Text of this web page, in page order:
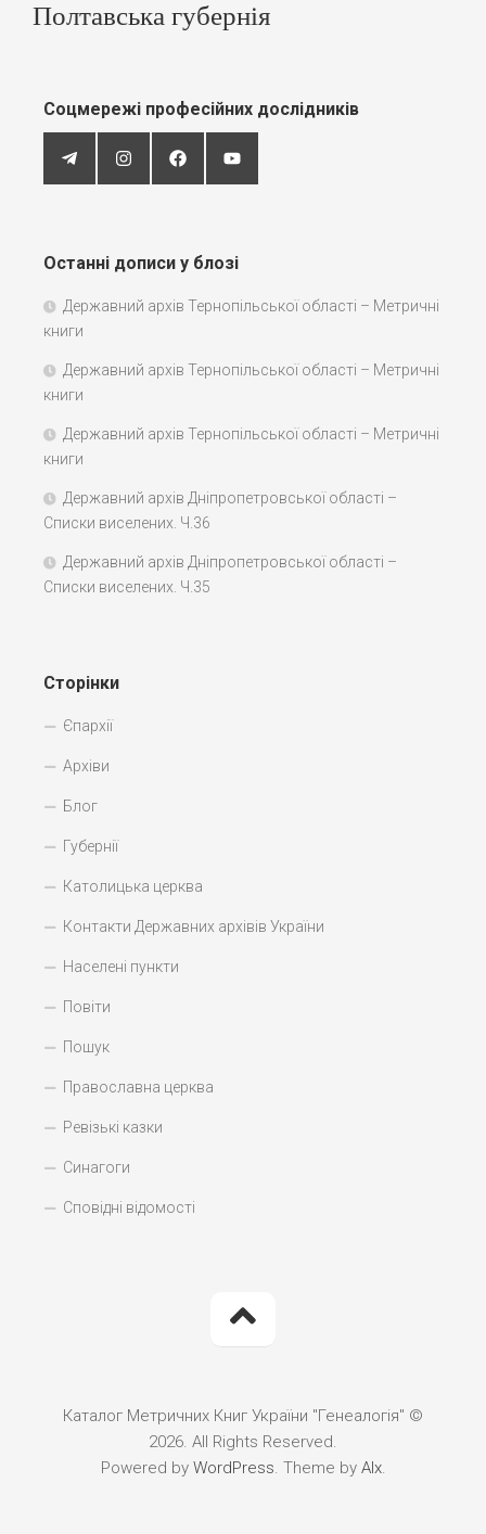
Полтавська губернія
Соцмережі професійних дослідників
Останні дописи у блозі
Державний архів Тернопільської області – Метричні
книги
Державний архів Тернопільської області – Метричні
книги
Державний архів Тернопільської області – Метричні
книги
Державний архів Дніпропетровської області –
Списки виселених. Ч.36
Державний архів Дніпропетровської області –
Списки виселених. Ч.35
Сторінки
Єпархії
Архіви
Блог
Губернії
Католицька церква
Контакти Державних архівів України
Населені пункти
Повіти
Пошук
Православна церква
Ревізькі казки
Синагоги
Сповідні відомості
Каталог Метричних Книг України "Генеалогія" ©
2026. All Rights Reserved.
Powered by WordPress. Theme by Alx.